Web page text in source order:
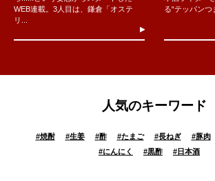
WEB連載。3人目は、鎌倉「オステ
リ...
る“テッパンつ
人気のキーワード
#焼酎 #生姜 #酢 #たまご #長ねぎ #豚肉
#にんにく #黒酢 #日本酒